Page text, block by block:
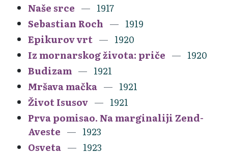
Naše srce
1917
Sebastian Roch
1919
Epikurov vrt
1920
Iz mornarskog života: priče
1920
Budizam
1921
Mršava mačka
1921
Život Isusov
1921
Prva pomisao. Na marginaliji Zend-
Aveste
1923
Osveta
1923